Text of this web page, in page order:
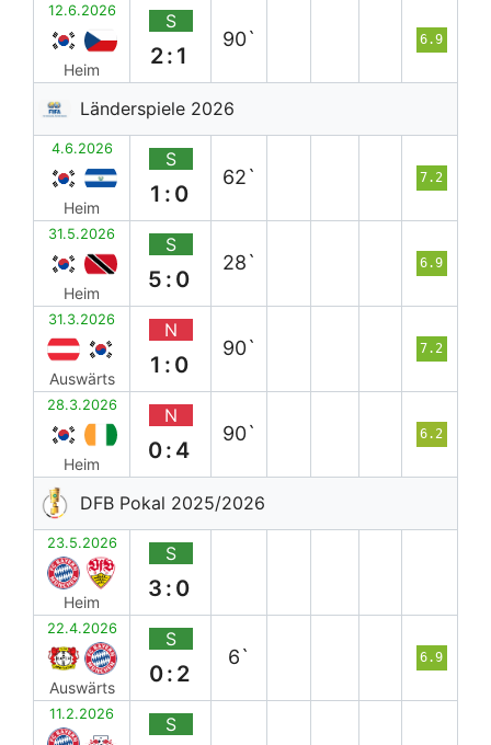
12.6.2026
Heim
S
2:1
90` 6.9
Länderspiele 2026
4.6.2026
Heim
S
1:0
62` 7.2
31.5.2026
Heim
S
5:0
28` 6.9
31.3.2026
Auswärts
N
1:0
90` 7.2
28.3.2026
Heim
N
0:4
90` 6.2
DFB Pokal 2025/2026
23.5.2026
Heim
S
3:0
22.4.2026
Auswärts
S
0:2
6` 6.9
11.2.2026 S